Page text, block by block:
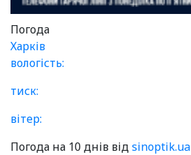
Погода
Харків
вологість:
тиск:
вітер:
Погода на 10 днів відsinoptik.ua